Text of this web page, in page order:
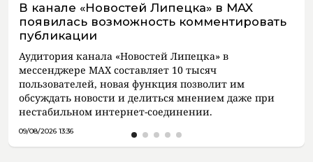
В канале «Новостей Липецка» в MAX
появилась возможность комментировать
публикации
Аудитория канала «Новостей Липецка» в
мессенджере MAX составляет 10 тысяч
пользователей, новая функция позволит им
обсуждать новости и делиться мнением даже при
нестабильном интернет-соединении.
09/08/2026 13:36